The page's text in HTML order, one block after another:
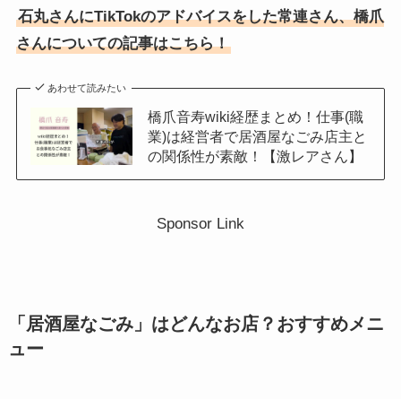
石丸さんにTikTokのアドバイスをした常連さん、橋爪
さんについての記事はこちら！
あわせて読みたい
橋爪音寿wiki経歴まとめ！仕事(職
業)は経営者で居酒屋なごみ店主と
の関係性が素敵！【激レアさん】
Sponsor Link
「居酒屋なごみ」はどんなお店？おすすめメニ
ュー